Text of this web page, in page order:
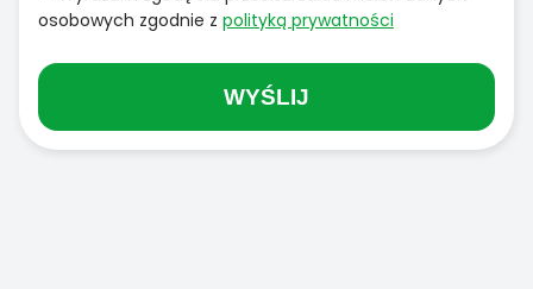
osobowych zgodnie z polityką prywatności
WYŚLIJ